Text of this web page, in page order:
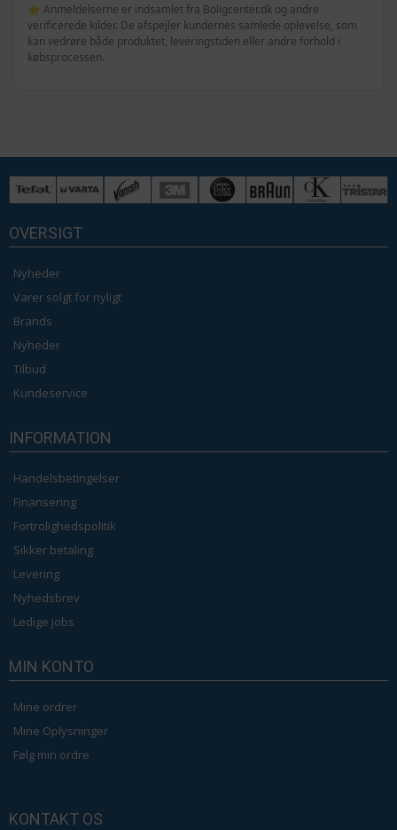
⭐ Anmeldelserne er indsamlet fra Boligcenter.dk og andre
verificerede kilder. De afspejler kundernes samlede oplevelse, som
kan vedrøre både produktet, leveringstiden eller andre forhold i
købsprocessen.
OVERSIGT
Nyheder
Varer solgt for nyligt
Brands
Nyheder
Tilbud
Kundeservice
INFORMATION
Handelsbetingelser
Finansering
Fortrolighedspolitik
Sikker betaling
Levering
Nyhedsbrev
Ledige jobs
MIN KONTO
Mine ordrer
Mine Oplysninger
Følg min ordre
KONTAKT OS